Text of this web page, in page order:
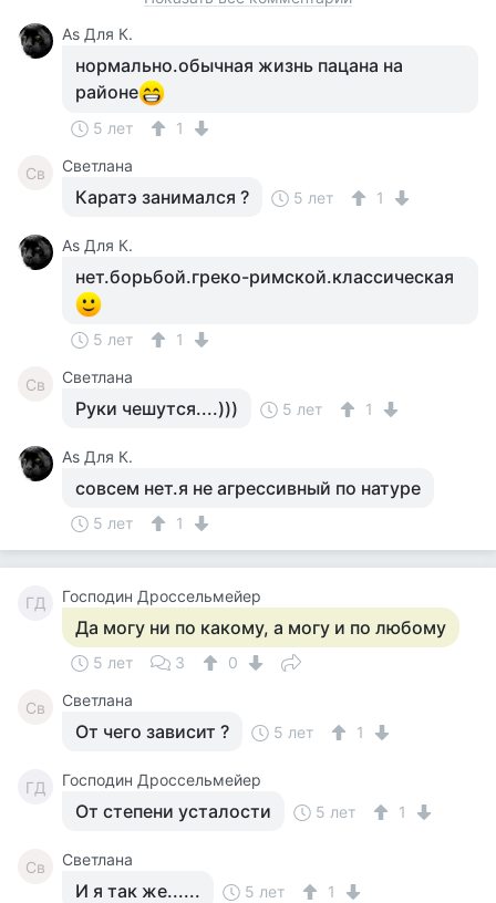
Аs Для К.
нормально.обычная жизнь пацана на
районе
5 лет 1
Св Светлана
Каратэ занимался ? 5 лет 1
Аs Для К.
нет.борьбой.греко-римской.классическая
5 лет 1
Св Светлана
Руки чешутся....))) 5 лет 1
Аs Для К.
совсем нет.я не агрессивный по натуре
5 лет 1
ГД Господин Дроссельмейер
Да могу ни по какому, а могу и по любому
5 лет 3 0
Св Светлана
От чего зависит ? 5 лет 1
ГД Господин Дроссельмейер
От степени усталости 5 лет 1
Св Светлана
И я так же...... 5 лет 1